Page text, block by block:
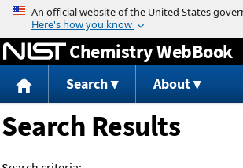
Jump to content
Chemistry WebBook
Search About
Search Results